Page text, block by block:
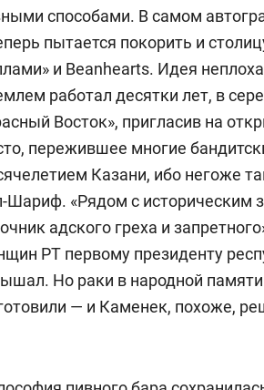
способами. В самом
пытается покорить и
и Beanhearts. Идея
работал десятки лет, в
Восток», пригласив на
пережившее многие
Казани, ибо негоже
Шариф. «Рядом с историческим
адского греха и
РТ первому президенту
Но раки в народной
— и Каменек, похоже,